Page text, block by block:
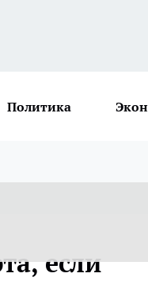
Политика
если